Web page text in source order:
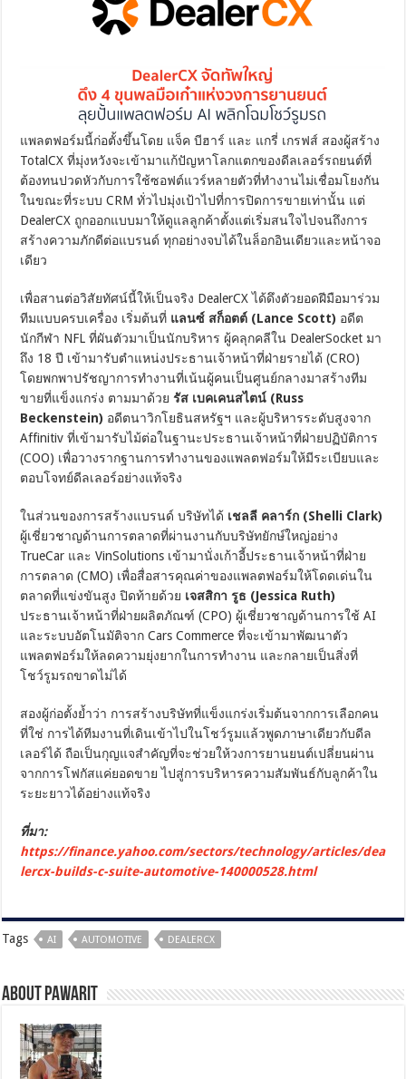
แพลตฟอร์มนี้ก่อตั้งขึ้นโดย แจ็ค บีฮาร์ และ แกรี่ เกรฟส์ สองผู้สร้าง
TotalCX ที่มุ่งหวังจะเข้ามาแก้ปัญหาโลกแตกของดีลเลอร์รถยนต์ที่
ต้องทนปวดหัวกับการใช้ซอฟต์แวร์หลายตัวที่ทำงานไม่เชื่อมโยงกัน
ในขณะที่ระบบ CRM ทั่วไปมุ่งเป้าไปที่การปิดการขายเท่านั้น แต่
DealerCX ถูกออกแบบมาให้ดูแลลูกค้าตั้งแต่เริ่มสนใจไปจนถึงการ
สร้างความภักดีต่อแบรนด์ ทุกอย่างจบได้ในล็อกอินเดียวและหน้าจอ
เดียว
เพื่อสานต่อวิสัยทัศน์นี้ให้เป็นจริง DealerCX ได้ดึงตัวยอดฝีมือมาร่วม
ทีมแบบครบเครื่อง เริ่มต้นที่ แลนซ์ สก็อตต์ (Lance Scott) อดีต
นักกีฬา NFL ที่ผันตัวมาเป็นนักบริหาร ผู้คลุกคลีใน DealerSocket มา
ถึง 18 ปี เข้ามารับตำแหน่งประธานเจ้าหน้าที่ฝ่ายรายได้ (CRO)
โดยพกพาปรัชญาการทำงานที่เน้นผู้คนเป็นศูนย์กลางมาสร้างทีม
ขายที่แข็งแกร่ง ตามมาด้วยรัส เบคเคนสไตน์ (Russ
Beckenstein) อดีตนาวิกโยธินสหรัฐฯ และผู้บริหารระดับสูงจาก
Affinitiv ที่เข้ามารับไม้ต่อในฐานะประธานเจ้าหน้าที่ฝ่ายปฏิบัติการ
(COO) เพื่อวางรากฐานการทำงานของแพลตฟอร์มให้มีระเบียบและ
ตอบโจทย์ดีลเลอร์อย่างแท้จริง
ในส่วนของการสร้างแบรนด์ บริษัทได้ เชลลี คลาร์ก (Shelli Clark)
ผู้เชี่ยวชาญด้านการตลาดที่ผ่านงานกับบริษัทยักษ์ใหญ่อย่าง
TrueCar และ VinSolutions เข้ามานั่งเก้าอี้ประธานเจ้าหน้าที่ฝ่าย
การตลาด (CMO) เพื่อสื่อสารคุณค่าของแพลตฟอร์มให้โดดเด่นใน
ตลาดที่แข่งขันสูง ปิดท้ายด้วย เจสสิกา รูธ (Jessica Ruth)
ประธานเจ้าหน้าที่ฝ่ายผลิตภัณฑ์ (CPO) ผู้เชี่ยวชาญด้านการใช้ AI
และระบบอัตโนมัติจาก Cars Commerce ที่จะเข้ามาพัฒนาตัว
แพลตฟอร์มให้ลดความยุ่งยากในการทำงาน และกลายเป็นสิ่งที่
โชว์รูมรถขาดไม่ได้
สองผู้ก่อตั้งย้ำว่า การสร้างบริษัทที่แข็งแกร่งเริ่มต้นจากการเลือกคน
ที่ใช่ การได้ทีมงานที่เดินเข้าไปในโชว์รูมแล้วพูดภาษาเดียวกับดีล
เลอร์ได้ ถือเป็นกุญแจสำคัญที่จะช่วยให้วงการยานยนต์เปลี่ยนผ่าน
จากการโฟกัสแค่ยอดขาย ไปสู่การบริหารความสัมพันธ์กับลูกค้าใน
ระยะยาวได้อย่างแท้จริง
ที่มา:
https://finance.yahoo.com/sectors/technology/articles/dea
lercx-builds-c-suite-automotive-140000528.html
Tags AI AUTOMOTIVE DEALERCX
About pawarit